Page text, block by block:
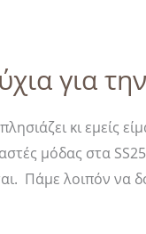
για
κι εμείς
μόδας στα
Πάμε λοιπόν να